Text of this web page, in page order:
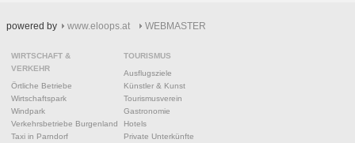
powered by www.eloops.at WEBMASTER
WIRTSCHAFT &
VERKEHR
Örtliche Betriebe
Wirtschaftspark
Windpark
Verkehrsbetriebe Burgenland
Taxi in Parndorf
TOURISMUS
Ausflugsziele
Künstler & Kunst
Tourismusverein
Gastronomie
Hotels
Private Unterkünfte